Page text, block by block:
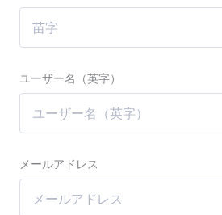
ユーザー名（英字）
メールアドレス